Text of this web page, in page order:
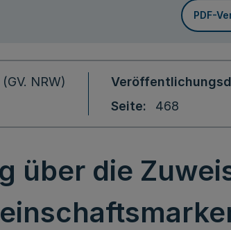
PDF-
NRW)
Seite
468
über die